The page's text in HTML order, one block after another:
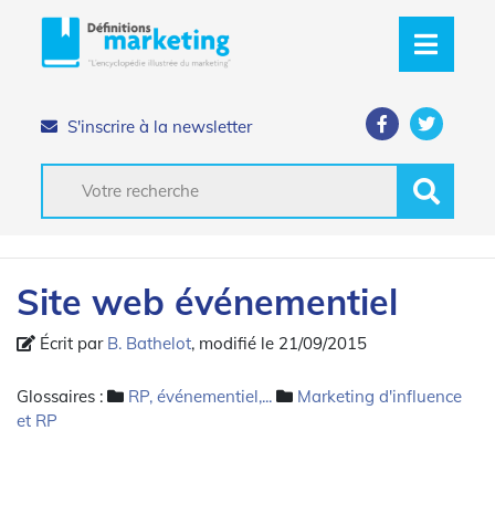
S'inscrire à la newsletter
Site web événementiel
Écrit par B. Bathelot, modifié le 21/09/2015
Glossaires : RP, événementiel,...
Marketing d'influence
et RP